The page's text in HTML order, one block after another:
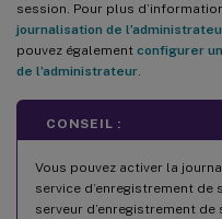
session. Pour plus
journalisation de
pouvez également configurer
de l’administrateur.
CONSEIL :
Vous pouvez activer la
service d’enregistrement
serveur d’enregistrement de